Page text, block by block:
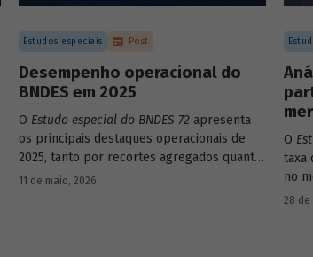
Estudos especiais Post
Desempenho operacional do
BNDES em 2025
O Estudo especial do BNDES 72 apresenta
os principais destaques operacionais de
2025, tanto por recortes agregados quanto
em relação a atuações mais específicas do
11 de maio, 2026
O
taxa
no
com
28 de